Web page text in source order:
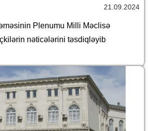
21.09.2024
Plenumu Milli Məclisə
nəticələrini təsdiqləyib